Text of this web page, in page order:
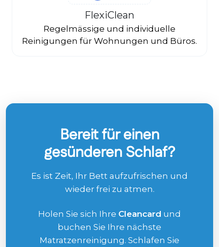
FlexiClean
Regelmässige und individuelle
Reinigungen für Wohnungen und Büros.
Bereit für einen
gesünderen Schlaf?
Es ist Zeit, Ihr Bett aufzufrischen und
wieder frei zu atmen.
Holen Sie sich Ihre Cleancard und
buchen Sie Ihre nächste
Matratzenreinigung. Schlafen Sie